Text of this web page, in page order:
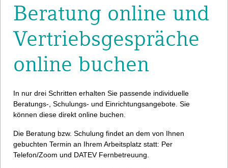
Beratung online und
Vertriebsgespräche
online buchen
In nur drei Schritten erhalten Sie passende individuelle
Beratungs-, Schulungs- und Einrichtungsangebote. Sie
können diese direkt online buchen.
Die Beratung bzw. Schulung findet an dem von Ihnen
gebuchten Termin an Ihrem Arbeitsplatz statt: Per
Telefon/Zoom und DATEV Fernbetreuung.